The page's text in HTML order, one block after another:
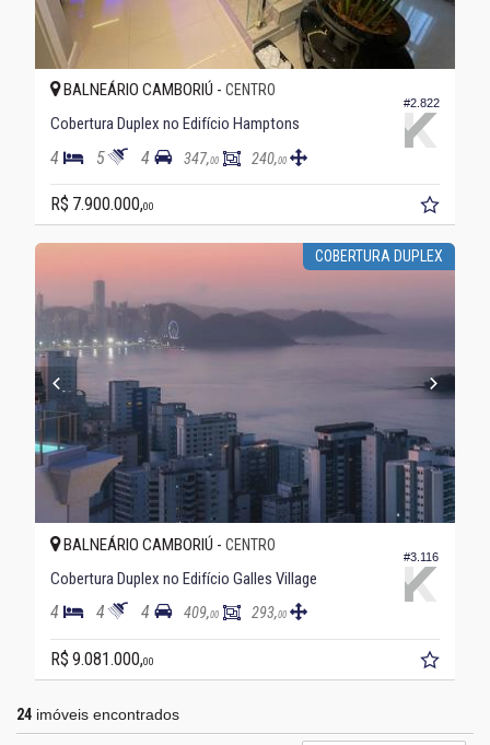
#2.822
BALNEÁRIO CAMBORIÚ - CENTRO
Cobertura Duplex no Edifício Hamptons
4 5 4 347,00 240,00
R$ 7.900.000,00
COBERTURA DUPLEX
#3.116
BALNEÁRIO CAMBORIÚ - CENTRO
Cobertura Duplex no Edifício Galles Village
4 4 4 409,00 293,00
R$ 9.081.000,00
24 imóveis encontrados